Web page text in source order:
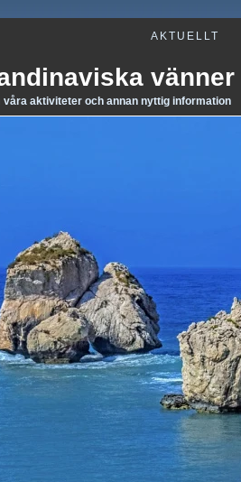
AKTUELLT
vänner
våra aktiviteter och annan nyttig information